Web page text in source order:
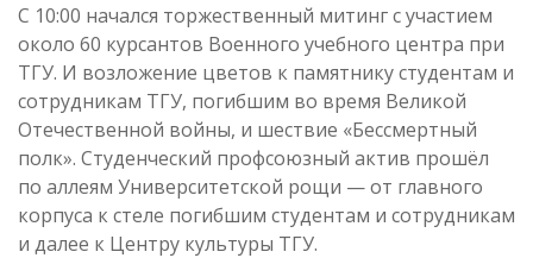
С 10:00 начался торжественный митинг с участием
около 60 курсантов Военного учебного центра при
ТГУ. И возложение цветов к памятнику студентам и
сотрудникам ТГУ, погибшим во время Великой
Отечественной войны, и шествие «Бессмертный
полк». Студенческий профсоюзный актив прошёл
по аллеям Университетской рощи — от главного
корпуса к стеле погибшим студентам и сотрудникам
и далее к Центру культуры ТГУ.